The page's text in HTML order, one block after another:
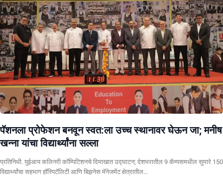
पॅशनला प्रोफेशन बनवून स्वत:ला उच्च स्थानावर घेऊन जा; मनीष
खन्ना यांचा विद्यार्थ्यांना सल्ला
प्रतिनिधी. युईआय कलिनरी कॉम्पिटिशनचे दिमाखात उद्घाटन; देशभरातील 9 कॅम्पसमधील सुमारे 150
विद्यार्थ्यांचा सहभाग हॉस्पिटॅलिटी आणि बिझनेस मॅनेजमेंट क्षेत्रातील…